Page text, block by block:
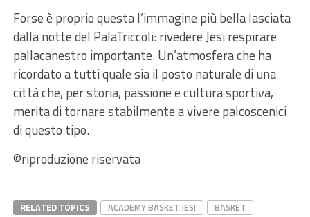
Forse è proprio questa l’immagine più bella lasciata
dalla notte del PalaTriccoli: rivedere Jesi respirare
pallacanestro importante. Un’atmosfera che ha
ricordato a tutti quale sia il posto naturale di una
città che, per storia, passione e cultura sportiva,
merita di tornare stabilmente a vivere palcoscenici
di questo tipo.
©riproduzione riservata
RELATED TOPICS ACADEMY BASKET JESI
BASKET